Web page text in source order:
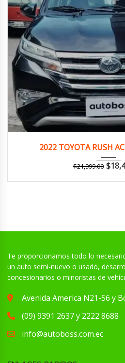
2022 TOYOTA RUSH
$21,999.00 $
Te proporcionamos todo lo
un auto semi-nuevo o usado,
concesionarios o minoristas de
Avenida America N21-56 y
(09) 9391 2637 y 2222 8688
info@autoboss.com.ec